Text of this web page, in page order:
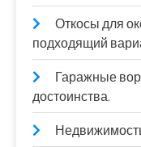
Откосы для
подходящий
Гаражные
достоинства.